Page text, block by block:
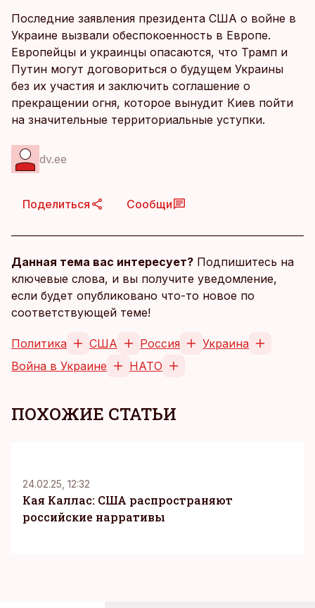
Последние заявления президента США о войне в
Украине вызвали обеспокоенность в Европе.
Европейцы и украинцы опасаются, что Трамп и
Путин могут договориться о будущем Украины
без их участия и заключить соглашение о
прекращении огня, которое вынудит Киев пойти
на значительные территориальные уступки.
dv.ee
Поделиться Сообщи
Данная тема вас интересует? Подпишитесь на
ключевые слова, и вы получите уведомление,
если будет опубликовано что-то новое по
соответствующей теме!
Политика США Россия
Украина
Война в Украине
НАТО
ПОХОЖИЕ СТАТЬИ
24.02.25, 12:32
Кая Каллас: США распространяют
российские нарративы